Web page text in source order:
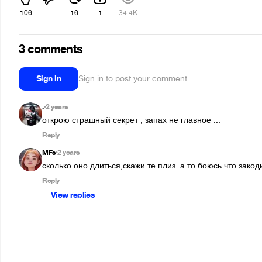
106 16 1 34.4K
3 comments
Sign in Sign in to post your comment
.•2 years
открою страшный секрет , запах не главное ...
Reply
MFs•2 years
сколько оно длиться,скажи те плиз  а то боюсь что
Reply
View replies